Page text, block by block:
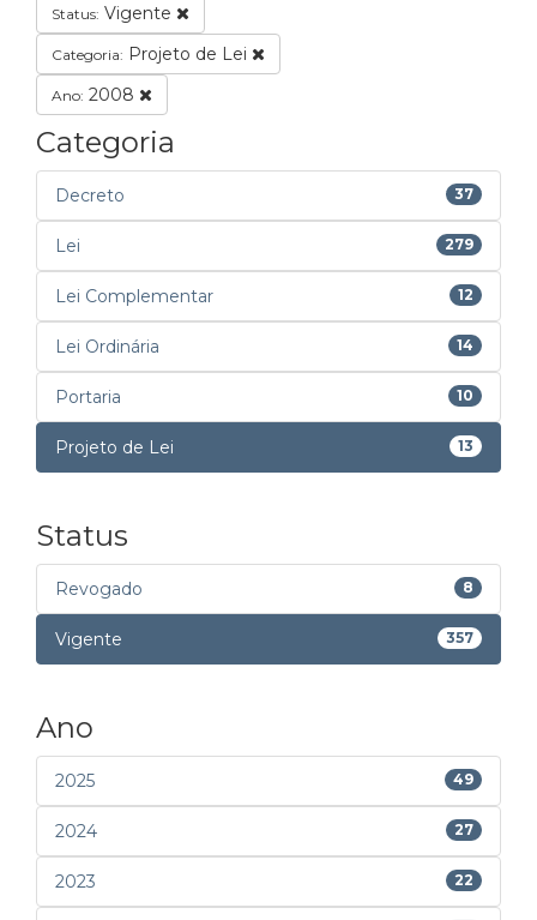
Status: Vigente
Categoria: Projeto de Lei
Ano: 2008
Categoria
Decreto 37
Lei 279
Lei Complementar 12
Lei Ordinária 14
Portaria 10
Projeto de Lei 13
Status
Revogado 8
Vigente 357
Ano
2025 49
2024 27
2023 22